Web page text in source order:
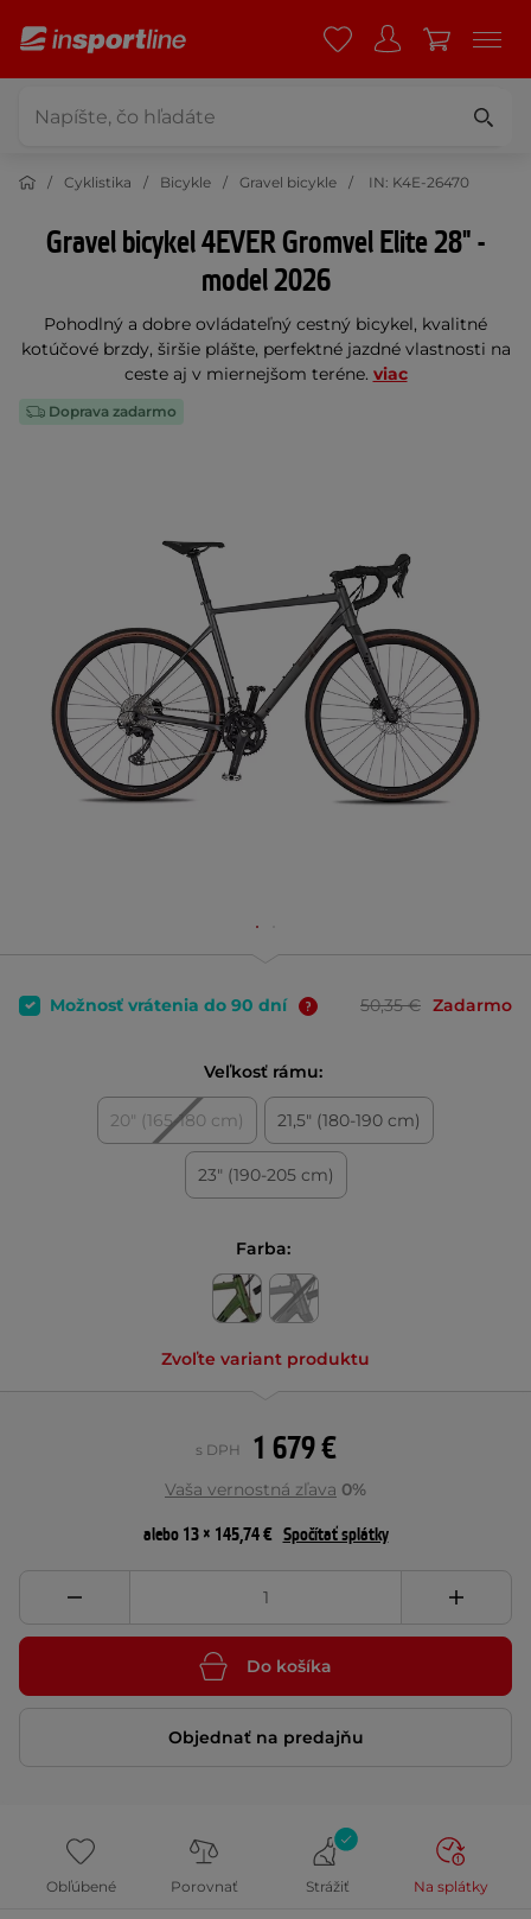
Cyklistika Bicykle Gravel bicykle IN: K4E-26470
Gravel bicykel 4EVER Gromvel Elite 28" -
model 2026
Pohodlný a dobre ovládateľný cestný bicykel, kvalitné
kotúčové brzdy, širšie plášte, perfektné jazdné vlastnosti na
ceste aj v miernejšom teréne. viac
Doprava zadarmo
Možnosť vrátenia do 90 dní 50,35 € Zadarmo
Veľkosť rámu:
20" (165-180 cm) 21,5" (180-190 cm)
23" (190-205 cm)
Farba:
Zvoľte variant produktu
1 679 €
s DPH
Vaša vernostná zľava 0%
alebo 13 × 145,74 € Spočítať splátky
Do košíka
Objednať na predajňu
Obľúbené Porovnať Strážiť Na splátky